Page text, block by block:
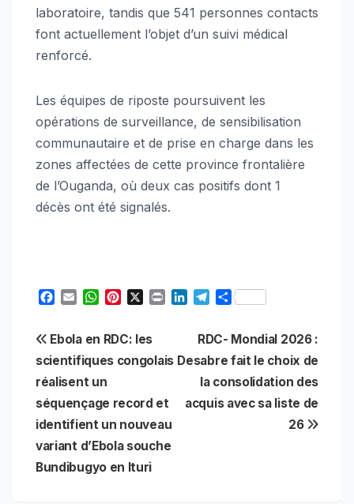
laboratoire, tandis que 541 personnes contacts
font actuellement l’objet d’un suivi médical
renforcé.
Les équipes de riposte poursuivent les
opérations de surveillance, de sensibilisation
communautaire et de prise en charge dans les
zones affectées de cette province frontalière
de l’Ouganda, où deux cas positifs dont 1
décès ont été signalés.
e
b
o
o
k
i
l
W
t
s
A
p
p
t
e
s
t
t
e
n
e
g
r
a
m
S
r
e
Navigation
de
l’article
RDC- Mondial 2026 :
Desabre fait le choix de
la consolidation des
acquis avec sa liste de
26
Ebola en RDC: les
scientifiques congolais
réalisent un
séquençage record et
identifient un nouveau
variant d’Ebola souche
Bundibugyo en Ituri